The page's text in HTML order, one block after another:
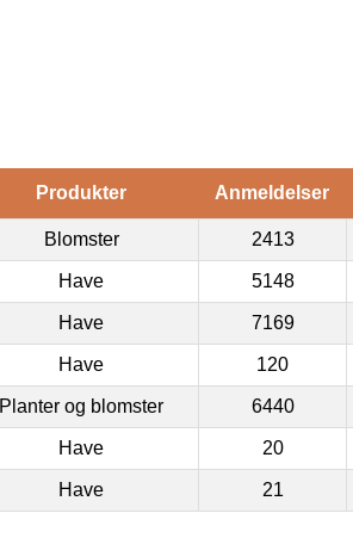
Produkter Anmeldelser
Blomster 2413
Have 5148
Have 7169
Have 120
Planter og blomster 6440
Have 20
Have 21